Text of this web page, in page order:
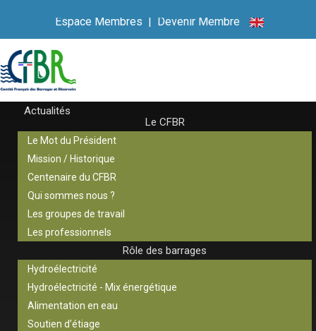
Espace Membres | Devenir Membre
Actualités
Le CFBR
Le Mot du Président
Mission / Historique
Centenaire du CFBR
Qui sommes nous ?
Les groupes de travail
Les professionnels
Rôle des barrages
Hydroélectricité
Hydroélectricité - Mix énergétique
Alimentation en eau
Soutien d’étiage